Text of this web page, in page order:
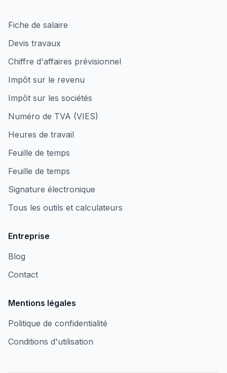
Fiche de salaire
Devis travaux
Chiffre d'affaires prévisionnel
Impôt sur le revenu
Impôt sur les sociétés
Numéro de TVA (VIES)
Heures de travail
Feuille de temps
Feuille de temps
Signature électronique
Tous les outils et calculateurs
Entreprise
Blog
Contact
Mentions légales
Politique de confidentialité
Conditions d'utilisation